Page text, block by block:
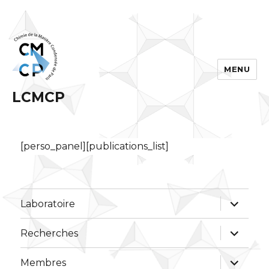
LCMCP
MENU
[perso_panel][publications_list]
Laboratoire
ouvrir
le
sous-
menu
Recherches
ouvrir
le
sous-
menu
Membres
ouvrir